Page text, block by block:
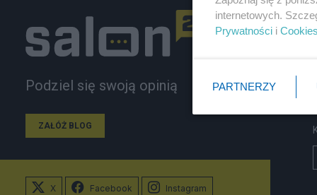
Podziel się swoją opinią
ZAŁÓŻ BLOG
X Facebook Instagram
internetowych.
Prywatności i Cookies
PARTNERZY